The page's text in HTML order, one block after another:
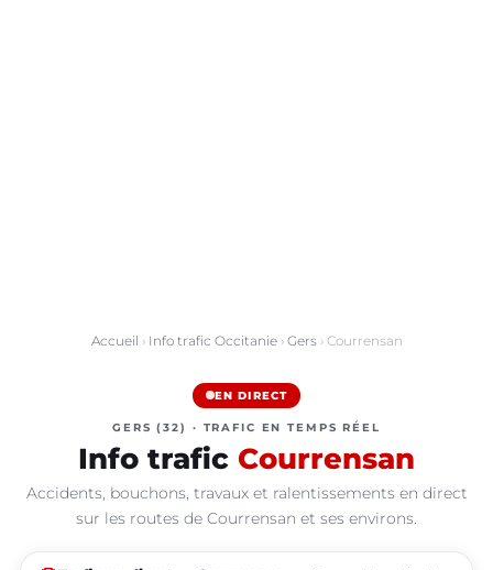
Accueil › Info trafic Occitanie› Gers› Courrensan
EN DIRECT
GERS (32) · TRAFIC EN TEMPS RÉEL
Info trafic Courrensan
Accidents, bouchons, travaux et ralentissements en direct
sur les routes de Courrensan et ses environs.